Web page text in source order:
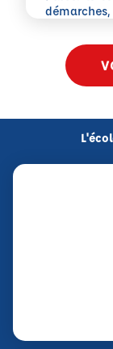
En savoir plus